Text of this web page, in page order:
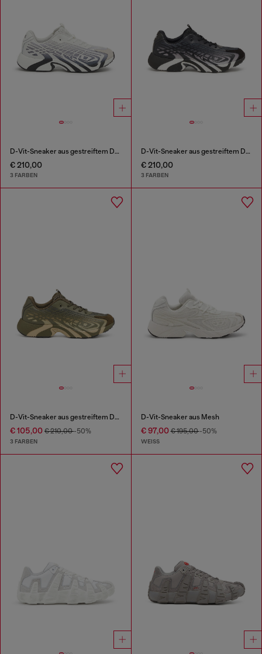
D-Vit-Sneaker aus gestreiftem Dégradé-Mesh
€ 210,00
3 FARBEN
D-Vit-Sneaker aus gestreiftem Dégradé-Mesh
€ 210,00
3 FARBEN
D-Vit-Sneaker aus gestreiftem Dégradé-Mesh
€ 105,00 € 210,00-50%
3 FARBEN
D-Vit-Sneaker aus Mesh
€ 97,00€ 195,00-50%
WEISS